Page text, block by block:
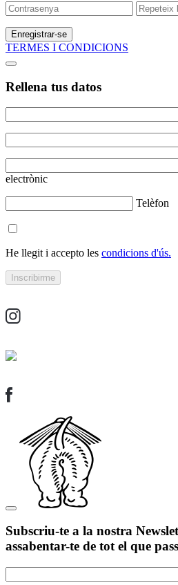
Enregistrar-se
TERMES I CONDICIONS
Rellena tus datos
electrònic
Telèfon
He llegit i accepto les condicions d'ús.
Subscriu-te a la nostra
assabentar-te de tot el que